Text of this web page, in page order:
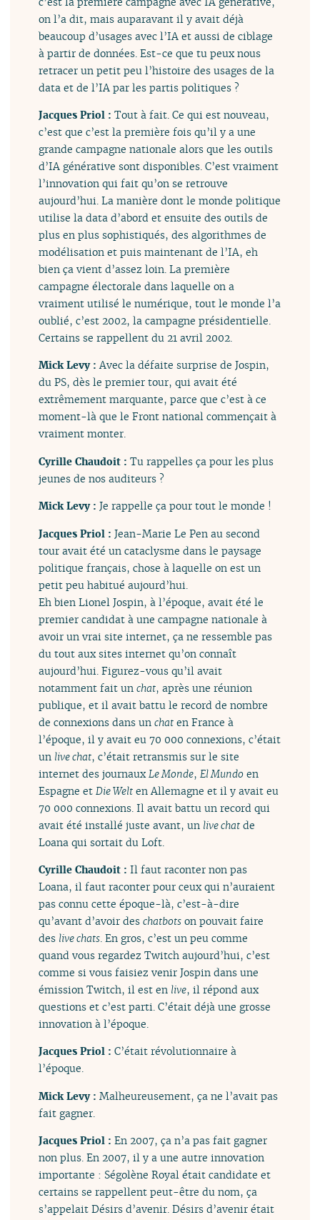
on l’a dit, mais auparavant il y avait déjà
beaucoup d’usages avec l’IA et aussi de ciblage
à partir de données. Est-ce que tu peux nous
retracer un petit peu l’histoire des usages de la
data et de l’IA par les partis politiques ?
Jacques Priol :Tout à fait. Ce qui est nouveau,
c’est que c’est la première fois qu’il y a une
grande campagne nationale alors que les outils
d’IA générative sont disponibles. C’est vraiment
l’innovation qui fait qu’on se retrouve
aujourd’hui. La manière dont le monde politique
utilise la data d’abord et ensuite des outils de
plus en plus sophistiqués, des algorithmes de
modélisation et puis maintenant de l’IA, eh
bien ça vient d’assez loin. La première
campagne électorale dans laquelle on a
vraiment utilisé le numérique, tout le monde l’a
oublié, c’est 2002, la campagne présidentielle.
Certains se rappellent du 21 avril 2002.
Mick Levy :Avec la défaite surprise de Jospin,
du PS, dès le premier tour, qui avait été
extrêmement marquante, parce que c’est à ce
moment-là que le Front national commençait à
vraiment monter.
Cyrille Chaudoit :Tu rappelles ça pour les plus
jeunes de nos auditeurs ?
Mick Levy :Je rappelle ça pour tout le monde !
Jacques Priol :Jean-Marie Le Pen au second
tour avait été un cataclysme dans le paysage
politique français, chose à laquelle on est un
petit peu habitué aujourd’hui.
Eh bien Lionel Jospin, à l’époque, avait été le
premier candidat à une campagne nationale à
avoir un vrai site internet, ça ne ressemble pas
du tout aux sites internet qu’on connaît
aujourd’hui. Figurez-vous qu’il avait
notamment fait unchat, après une réunion
publique, et il avait battu le record de nombre
de connexions dans unchat en France à
l’époque, il y avait eu 70 000 connexions, c’était
un live chat, c’était retransmis sur le site
internet des journaux Le Monde, El Mundo en
Espagne et Die Welt en Allemagne et il y avait eu
70 000 connexions. Il avait battu un record qui
avait été installé juste avant, un live chat de
Loana qui sortait du Loft.
Cyrille Chaudoit :Il faut raconter non pas
Loana, il faut raconter pour ceux qui n’auraient
pas connu cette époque-là, c’est-à-dire
qu’avant d’avoir deschatbots on pouvait faire
des live chats. En gros, c’est un peu comme
quand vous regardez Twitch aujourd’hui, c’est
comme si vous faisiez venir Jospin dans une
émission Twitch, il est en live, il répond aux
questions et c’est parti. C’était déjà une grosse
innovation à l’époque.
Jacques Priol :C’était révolutionnaire à
l’époque.
Mick Levy :Malheureusement, ça ne l’avait pas
fait gagner.
Jacques Priol :En 2007, ça n’a pas fait gagner
non plus. En 2007, il y a une autre innovation
importante : Ségolène Royal était candidate et
certains se rappellent peut-être du nom, ça
s’appelait Désirs d’avenir. Désirs d’avenir était